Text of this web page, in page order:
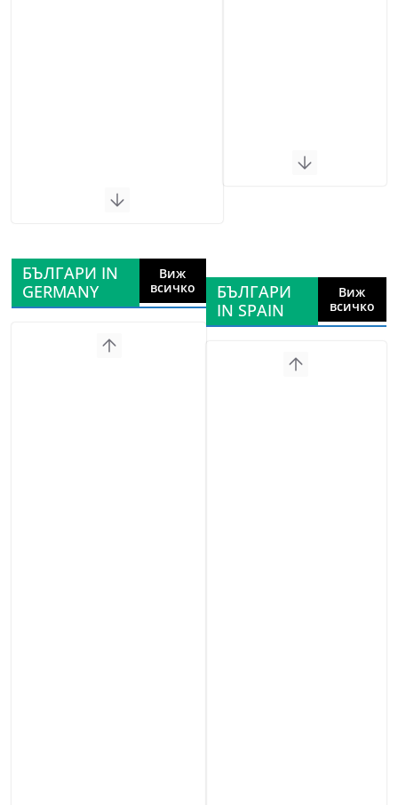
БЪЛГАРИ IN
GERMANY
Виж
всичко
БЪЛГАРИ
IN SPAIN
Виж
всичко